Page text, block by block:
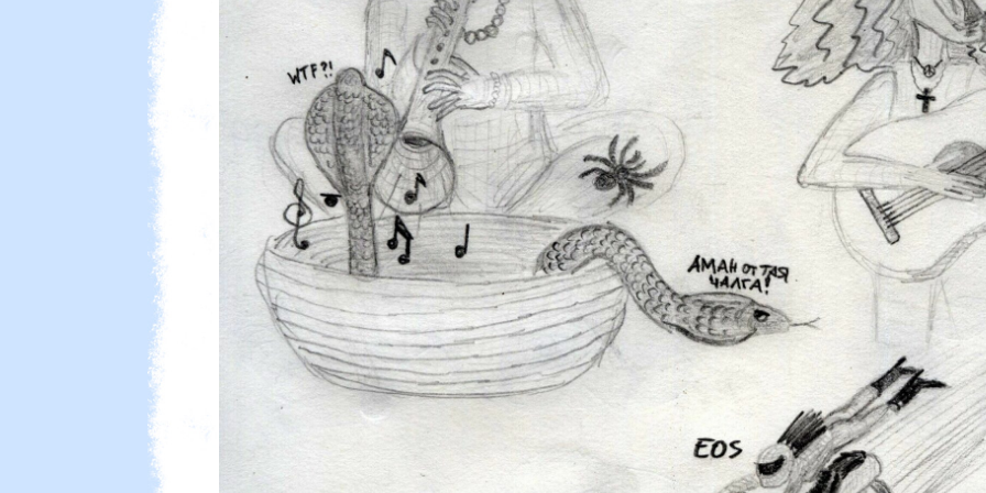
Какво минава през